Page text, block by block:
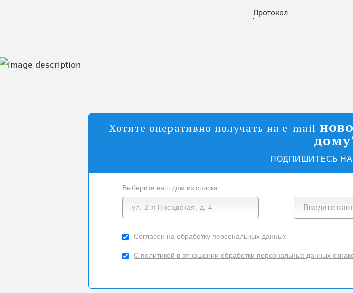
Протокол
Хотите оперативно получать на e-mail
ПОДПИШИТЕСЬ НА
Выберите ваш дом из списка
ул. 2-я Посадская, д. 4
Согласен на обработку персональных данных
С политикой в отношении обработки персональных данных